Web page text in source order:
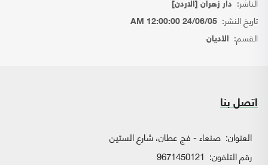
دار زهران [الاردن]
تاريخ النشر: 24/06/05 12:00:00 AM
القسم: الأديان
اتصل بنا
العنوان: صنعاء - فج عطان، شارع الستين
رقم التلفون: 9671450121